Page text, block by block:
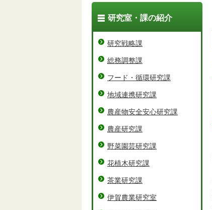
研究室・課の紹介
研究戦略課
総務調整課
フード・循環研究課
地域連携研究課
農産物安全安心研究課
農産研究課
野菜園芸研究課
花植木研究課
茶業研究課
伊賀農業研究室